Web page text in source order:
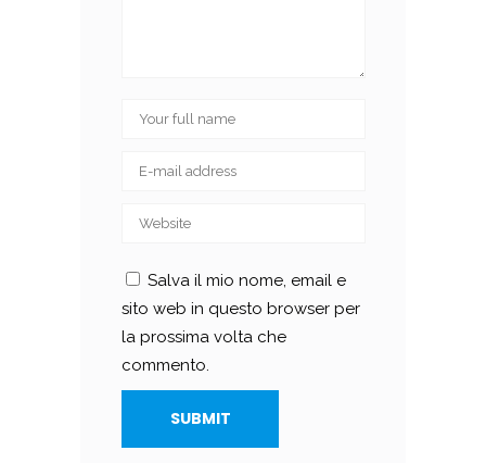
Salva il mio nome, email e
sito web in questo browser per
la prossima volta che
commento.